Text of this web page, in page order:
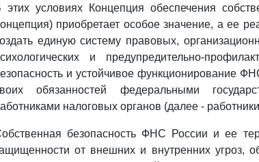
этих условиях Концепция обеспечения
приобретает особое значение, а ее
единую систему правовых,
и предупредительно-
и устойчивое функционирование
обязанностей федеральными
налоговых органов (далее -
безопасность ФНС России и ее
от внешних и внутренних угроз,